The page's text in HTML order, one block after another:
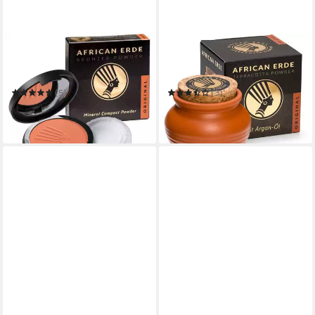
AFRICAN ERDE
Bronzer-Puder AFRICAN
ERDE Compact Powder
ORIGINAL(5)
9,99 €
(99,90 €/ 100 g)
in 4-5 Werktagen bei dir
AFRICAN ERDE
Bronzer-Puder AFRICAN
ERDE Terracotta Puder
ORIGINAL - NEU mit Arganöl
(3)
11,95 €
(99,58 €/ 100 g)
in 4-5 Werktagen bei dir